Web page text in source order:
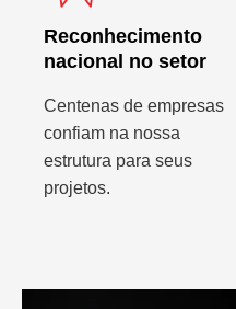
Reconhecimento
nacional no setor
Centenas de empresas
confiam na nossa
estrutura para seus
projetos.